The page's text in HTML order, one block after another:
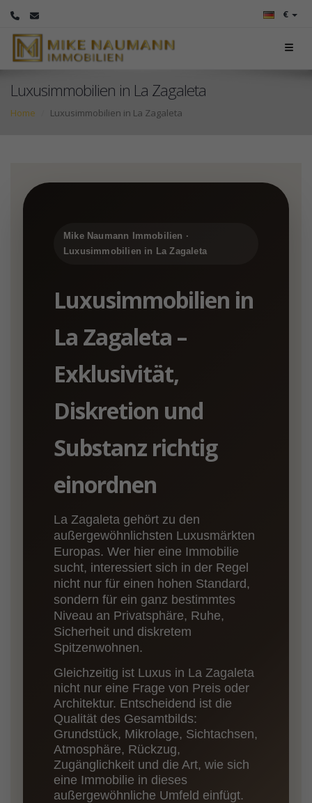
€
Luxusimmobilien in La Zagaleta
Home Luxusimmobilien in La Zagaleta
Mike Naumann Immobilien ·
Luxusimmobilien in La Zagaleta
Luxusimmobilien in
La Zagaleta –
Exklusivität,
Diskretion und
Substanz richtig
einordnen
La Zagaleta gehört zu den
außergewöhnlichsten Luxusmärkten
Europas. Wer hier eine Immobilie
sucht, interessiert sich in der Regel
nicht nur für einen hohen Standard,
sondern für ein ganz bestimmtes
Niveau an Privatsphäre, Ruhe,
Sicherheit und diskretem
Spitzenwohnen.
Gleichzeitig ist Luxus in La Zagaleta
nicht nur eine Frage von Preis oder
Architektur. Entscheidend ist die
Qualität des Gesamtbilds:
Grundstück, Mikrolage, Sichtachsen,
Atmosphäre, Rückzug,
Zugänglichkeit und die Art, wie sich
eine Immobilie in dieses
außergewöhnliche Umfeld einfügt.